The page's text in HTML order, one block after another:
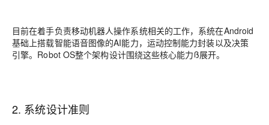
目前在着手负责移动机器人操作系统相关的工作，系统在Android
基础上搭载智能语音图像的AI能力，运动控制能力封装以及决策
引擎。Robot OS整个架构设计围绕这些核心能力ß展开。
2. 系统设计准则